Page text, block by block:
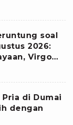
soal
2026:
Virgo
di Dumai
dengan